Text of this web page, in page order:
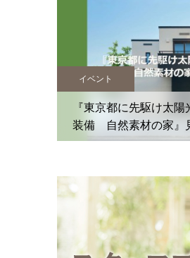
イベント
『東京都に先駆け太
装備 自然素材の家』